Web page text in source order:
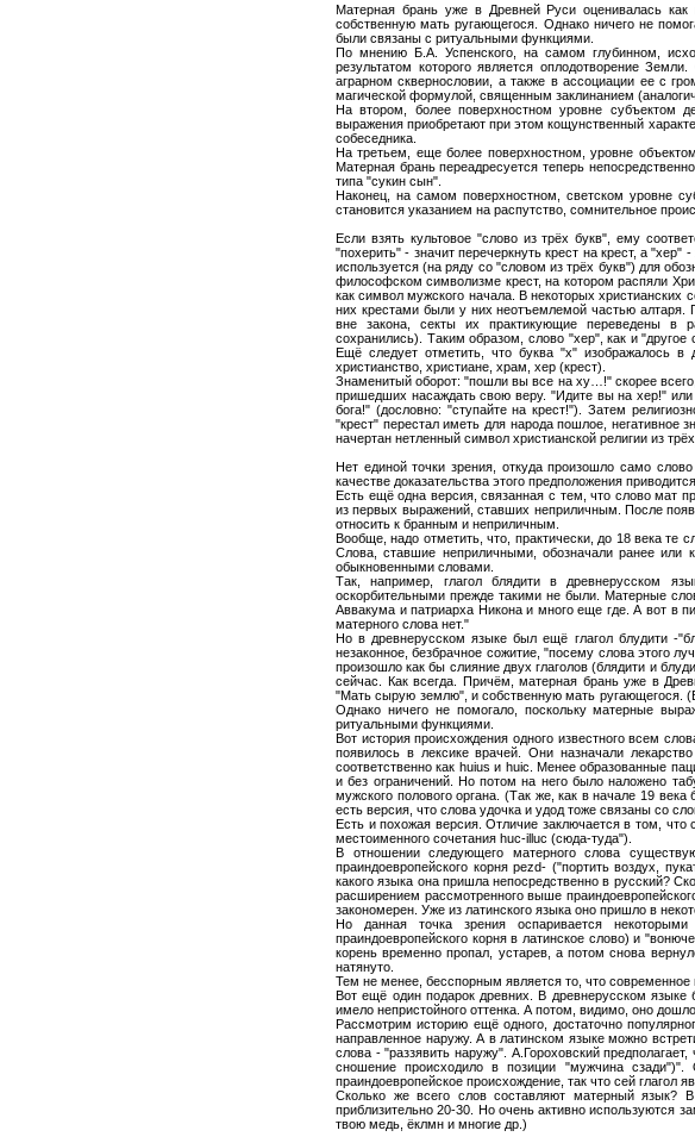
Матерная брань уже в Древней Руси оценивалась
собственную мать ругающегося. Однако ничего не
были связаны с ритуальными функциями.
По мнению Б.А. Успенского, на самом глубинном,
результатом которого является оплодотворение
аграрном сквернословии, а также в ассоциации ее с
магической формулой, священным заклинанием
На втором, более поверхностном уровне субъектом
выражения приобретают при этом кощунственный
собеседника.
На третьем, еще более поверхностном, уровне
Матерная брань переадресуется теперь
типа "сукин сын".
Наконец, на самом поверхностном, светском уровне
становится указанием на распутство, сомнительное
Если взять культовое "слово из трёх букв", ему
"похерить" - значит перечеркнуть крест на крест, а
используется (на ряду со "словом из трёх букв") для
философском символизме крест, на котором распяли
как символ мужского начала. В некоторых
них крестами были у них неотъемлемой частью алтаря.
вне закона, секты их практикующие переведены в
сохранились). Таким образом, слово "хер", как и "другое
Ещё следует отметить, что буква "х" изображалось
христианство, христиане, храм, хер (крест).
Знаменитый оборот: "пошли вы все на ху…!" скорее
пришедших насаждать свою веру. "Идите вы на хер!"
бога!" (дословно: "ступайте на крест!"). Затем
"крест" перестал иметь для народа пошлое, негативное
начертан нетленный символ христианской религии из
Нет единой точки зрения, откуда произошло само
качестве доказательства этого предположения
Есть ещё одна версия, связанная с тем, что слово мат
из первых выражений, ставших неприличным. После
относить к бранным и неприличным.
Вообще, надо отметить, что, практически, до 18 века
Слова, ставшие неприличными, обозначали ранее или
обыкновенными словами.
Так, например, глагол блядити в древнерусском
оскорбительными прежде такими не были. Матерные
Аввакума и патриарха Никона и много еще где. А вот в
матерного слова нет."
Но в древнерусском языке был ещё глагол блудити -
незаконное, безбрачное сожитие, "посему слова этого
произошло как бы слияние двух глаголов (блядити и
сейчас. Как всегда. Причём, матерная брань уже в
"Мать сырую землю", и собственную мать ругающегося.
Однако ничего не помогало, поскольку матерные
ритуальными функциями.
Вот история происхождения одного известного всем
появилось в лексике врачей. Они назначали
соответственно как huius и huic. Менее образованные
и без ограничений. Но потом на него было наложено
мужского полового органа. (Так же, как в начале 19
есть версия, что слова удочка и удод тоже связаны со
Есть и похожая версия. Отличие заключается в том,
местоименного сочетания huc-illuc (сюда-туда").
В отношении следующего матерного слова
праиндоевропейского корня pezd- ("портить воздух,
какого языка она пришла непосредственно в русский?
расширением рассмотренного выше
закономерен. Уже из латинского языка оно пришло в
Но данная точка зрения оспаривается
праиндоевропейского корня в латинское слово) и
корень временно пропал, устарев, а потом снова
натянуто.
Тем не менее, бесспорным является то, что
Вот ещё один подарок древних. В древнерусском
имело непристойного оттенка. А потом, видимо, оно
Рассмотрим историю ещё одного, достаточно
направленное наружу. А в латинском языке можно
слова - "раззявить наружу". А.Гороховский
сношение происходило в позиции "мужчина сзади")".
праиндоевропейское происхождение, так что сей глагол
Сколько же всего слов составляют матерный язык?
приблизительно 20-30. Но очень активно используются
твою медь, ёклмн и многие др.)